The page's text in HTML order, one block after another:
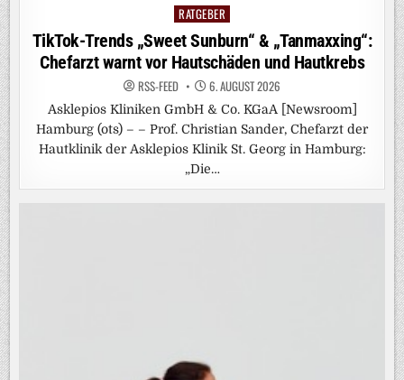
Posted
in
RATGEBER
TikTok-Trends „Sweet Sunburn“ & „Tanmaxxing“:
Chefarzt warnt vor Hautschäden und Hautkrebs
RSS-FEED 6. AUGUST 2026
Asklepios Kliniken GmbH & Co. KGaA [Newsroom]
Hamburg (ots) – – Prof. Christian Sander, Chefarzt der
Hautklinik der Asklepios Klinik St. Georg in Hamburg:
„Die…